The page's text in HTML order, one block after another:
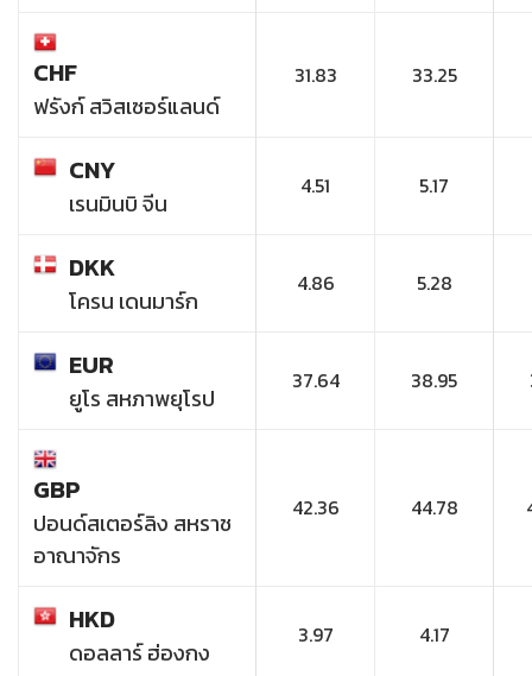
CHF
ฟรังก์ สวิสเซอร์แลนด์
31.83 33.25
CNY
เรนมินบิ จีน
4.51 5.17
DKK
โครน เดนมาร์ก
4.86 5.28
EUR
ยูโร สหภาพยุโรป
37.64 38.95
GBP
ปอนด์สเตอร์ลิง สหราช
อาณาจักร
42.36 44.78
HKD
ดอลลาร์ ฮ่องกง
3.97 4.17